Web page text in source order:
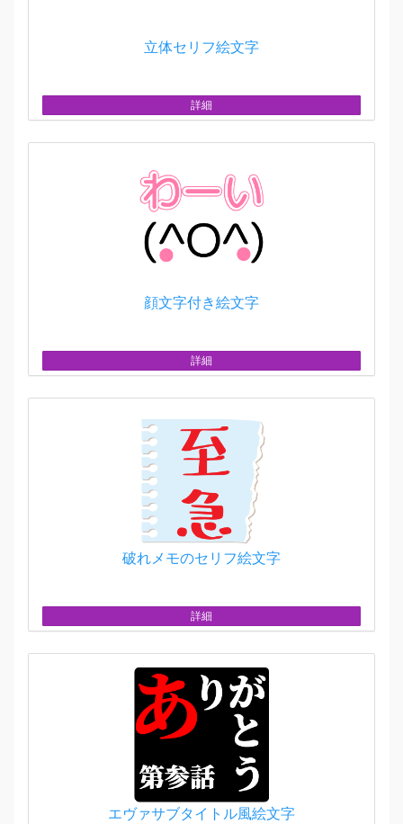
立体セリフ絵文字
詳細
顔文字付き絵文字
詳細
破れメモのセリフ絵文字
詳細
エヴァサブタイトル風絵文字